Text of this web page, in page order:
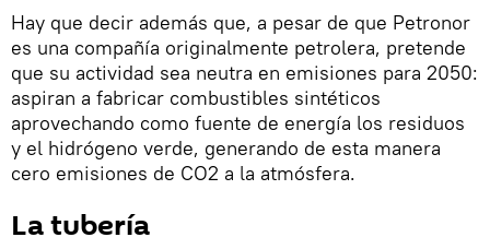
Hay que decir además que, a pesar de que Petronor
es una compañía originalmente petrolera, pretende
que su actividad sea neutra en emisiones para 2050:
aspiran a fabricar combustibles sintéticos
aprovechando como fuente de energía los residuos
y el hidrógeno verde, generando de esta manera
cero emisiones de CO2 a la atmósfera.
La tubería